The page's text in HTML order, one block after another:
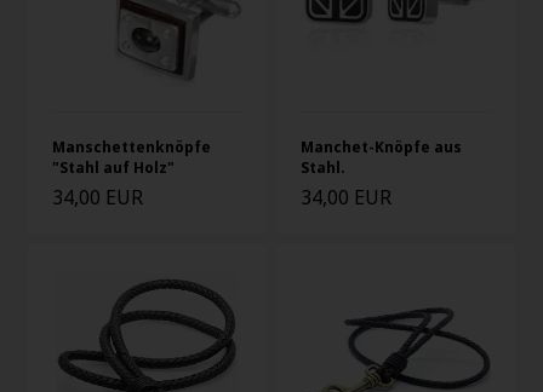
Manschettenknöpfe
"Stahl auf Holz"
34,00 EUR
Manchet-Knöpfe aus
Stahl.
34,00 EUR